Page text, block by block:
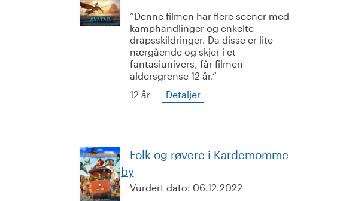
Denne filmen har flere scener med
kamphandlinger og enkelte
drapsskildringer. Da disse er lite
nærgående og skjer i et
fantasiunivers, får filmen
aldersgrense 12 år.
12 år
Detaljer
Folk og røvere i Kardemomme
by
Vurdert dato: 06.12.2022